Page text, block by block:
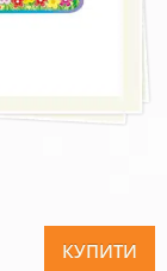
КУПИТИ